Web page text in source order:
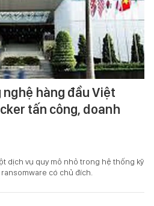
hàng đầu Việt
tấn công, doanh
dịch vụ quy mô nhỏ trong hệ thống kỹ
có chủ đích.